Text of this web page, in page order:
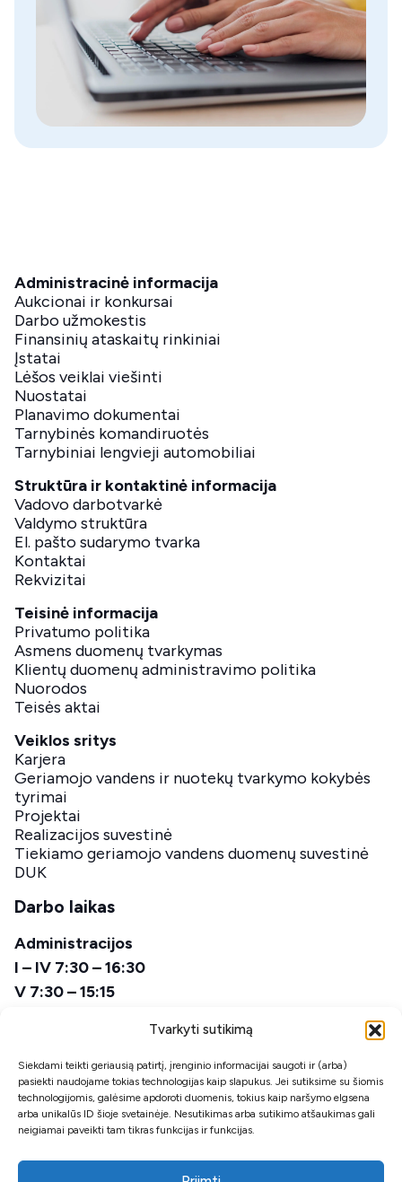
Tvarkyti sutikimą
Siekdami teikti geriausią patirtį, įrenginio informacijai saugoti ir (arba)
pasiekti naudojame tokias technologijas kaip slapukus. Jei sutiksime su šiomis
technologijomis, galėsime apdoroti duomenis, tokius kaip naršymo elgsena
arba unikalūs ID šioje svetainėje. Nesutikimas arba sutikimo atšaukimas gali
neigiamai paveikti tam tikras funkcijas ir funkcijas.
Administracinė informacija
Aukcionai ir konkursai
Darbo užmokestis
Finansinių ataskaitų rinkiniai
Įstatai
Lėšos veiklai viešinti
Nuostatai
Planavimo dokumentai
Tarnybinės komandiruotės
Tarnybiniai lengvieji automobiliai
Struktūra ir kontaktinė informacija
Vadovo darbotvarkė
Valdymo struktūra
El. pašto sudarymo tvarka
Kontaktai
Rekvizitai
Teisinė informacija
Privatumo politika
Asmens duomenų tvarkymas
Klientų duomenų administravimo politika
Nuorodos
Teisės aktai
Veiklos sritys
Karjera
Geriamojo vandens ir nuotekų tvarkymo kokybės
tyrimai
Projektai
Realizacijos suvestinė
Tiekiamo geriamojo vandens duomenų suvestinė
DUK
Darbo laikas
Administracijos
I – IV 7:30 – 16:30
V 7:30 – 15:15
Avarinės tarnybos
00:00 – 24:00